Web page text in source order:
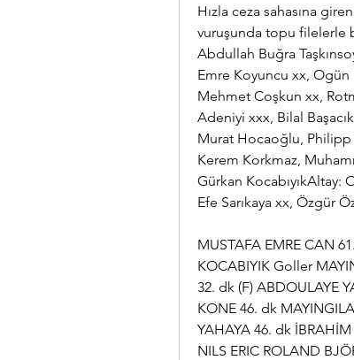
Hızla ceza sahasına
vuruşunda topu filelerle
Abdullah Buğra
Emre Koyuncu xx, Ogün
Mehmet Coşkun xx,
Adeniyi xxx, Bilal
Murat Hocaoğlu, Philipp
Kerem Korkmaz,
Gürkan KocabıyıkAltay:
Efe Sarıkaya xx, Özgür
MUSTAFA EMRE CAN
KOCABIYIK Goller
32. dk (F) ABDOULAYE
KONE 46. dk
YAHAYA 46. dk
NILS ERIC ROLAND